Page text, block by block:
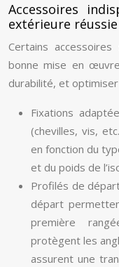
Accessoires
extérieure réussie
Certains
bonne mise en
durabilité, et
Fixations
(chevilles, vis,
en fonction du
et du poids de
Profilés de
départ
première
protègent les
assurent une